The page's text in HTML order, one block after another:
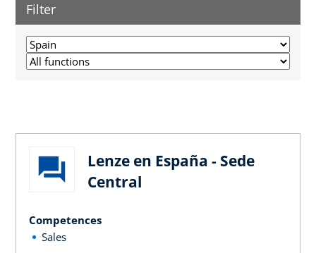
Filter
Lenze en España - Sede
Central
Competences
Sales